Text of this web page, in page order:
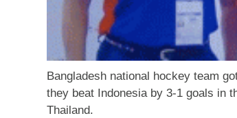
Bangladesh national hockey team
they beat Indonesia by 3-1 goals in
Thailand.